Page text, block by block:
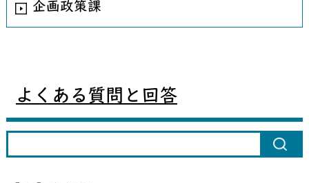
企画政策課
よくある質問と回答